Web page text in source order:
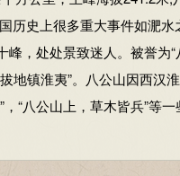
，表示愿意去奋击匈奴，
武帝将他的告章交给廷
十多天没有定下来。适值汉
送刘迁非常生气，劾他犯
历史上很多重大事件如淝
，处处景致迷人。被誉为“
地镇淮夷”。八公山因西汉
“八公山上，草木皆兵”等一